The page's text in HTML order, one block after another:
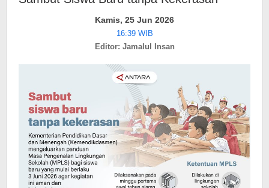
tanpa
Kekerasan
Kamis, 25 Jun 2026
16:39 WIB
Editor: Jamalul Insan